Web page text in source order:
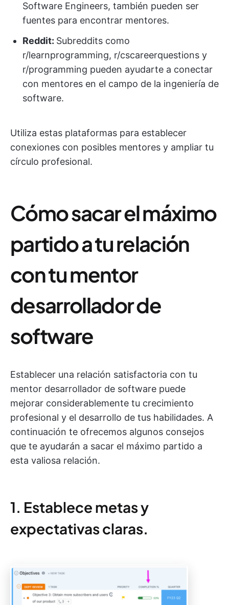
Software Engineers, también pueden ser
fuentes para encontrar mentores.
Reddit: Subreddits como
r/learnprogramming, r/cscareerquestions y
r/programming pueden ayudarte a conectar
con mentores en el campo de la ingeniería de
software.
Utiliza estas plataformas para establecer
conexiones con posibles mentores y ampliar tu
círculo profesional.
Cómo sacar el máximo
partido a tu relación
con tu mentor
desarrollador de
software
Establecer una relación satisfactoria con tu
mentor desarrollador de software puede
mejorar considerablemente tu crecimiento
profesional y el desarrollo de tus habilidades. A
continuación te ofrecemos algunos consejos
que te ayudarán a sacar el máximo partido a
esta valiosa relación.
1. Establece metas y
expectativas claras.